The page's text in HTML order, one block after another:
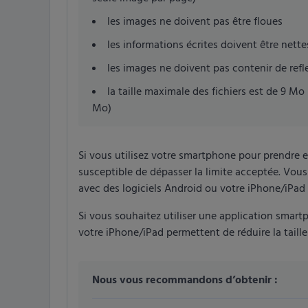
les images ne doivent pas être floues
les informations écrites doivent être
les images ne doivent pas contenir de
la taille maximale des fichiers est de 9
Mo)
Si vous utilisez votre smartphone pour
susceptible de dépasser la limite acceptée.
avec des logiciels Android ou votre iPhone/
Si vous souhaitez utiliser une application
votre iPhone/iPad permettent de réduire la
Nous vous recommandons d’obtenir :